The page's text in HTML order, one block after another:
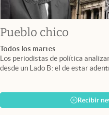
Pueblo chico
Todos los martes
Los periodistas de política
desde un Lado B: el de estar
Recibir